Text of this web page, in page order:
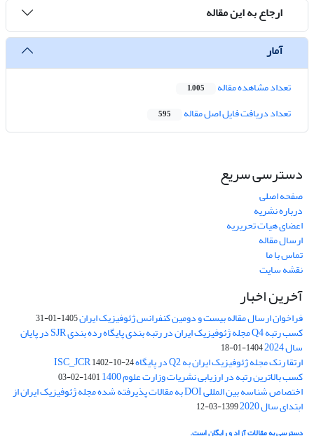
ارجاع به این مقاله
آمار
تعداد مشاهده مقاله 1,005
تعداد دریافت فایل اصل مقاله 595
دسترسی سریع
صفحه اصلی
درباره نشریه
اعضای هیات تحریریه
ارسال مقاله
تماس با ما
نقشه سایت
آخرین اخبار
فراخوان ارسال مقاله بیست و دومین کنفرانس ژئوفیزیک ایران1405-01-31
کسب رتبه Q4 مجله ژئوفیزیک ایران در رتبه بندی پایگاه رده بندی SJR در پایان
سال 2024 1404-01-18
ارتقا رنک مجله ژئوفیزیک ایران به Q2 در پایگاه ISC_JCR 1402-10-24
کسب بالاترین رتبه در ارزیابی نشریات وزارت علوم 1400 1401-02-03
اختصاص شناسه بین المللی DOI به مقالات پذیرفته شده مجله ژئوفیزیک ایران از
ابتدای سال 2020 1399-03-12